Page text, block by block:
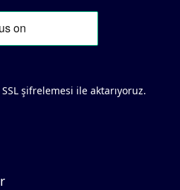
şifrelemesi ile aktarıyoruz.